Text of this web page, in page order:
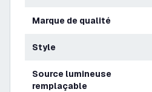
Marque de qualité
Style
Source lumineuse
remplaçable